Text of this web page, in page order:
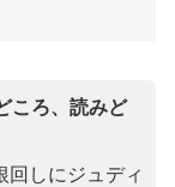
ころ、読みど
回しにジュディ